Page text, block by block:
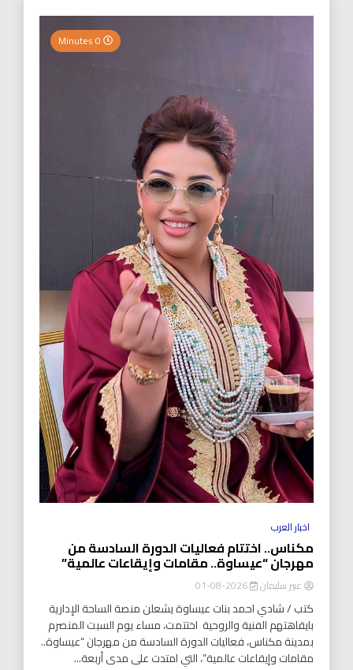
اخبار العرب
مكناس.. اختتام فعاليات الدورة السادسة من
مهرجان “عيساوة.. مقامات وإيقاعات عالمية”
عبير سليمان 2026-08-01
كتب / شادي احمد بنات عيساوة يشعلن منصة الساحة الإدارية
بايقاهتهم الفنية والروحية اختتمت، مساء يوم السبت المنصرم
بمدينة مكناس، فعاليات الدورة السادسة من مهرجان “عيساوة..
مقامات وإيقاعات عالمية”، التي امتدت على مدى أربعة...